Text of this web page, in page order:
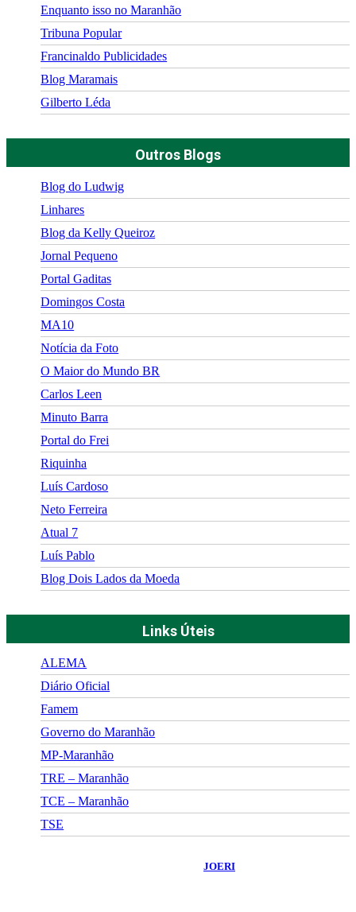
Enquanto isso no Maranhão
Tribuna Popular
Francinaldo Publicidades
Blog Maramais
Gilberto Léda
Outros Blogs
Blog do Ludwig
Linhares
Blog da Kelly Queiroz
Jornal Pequeno
Portal Gaditas
Domingos Costa
MA10
Notícia da Foto
O Maior do Mundo BR
Carlos Leen
Minuto Barra
Portal do Frei
Riquinha
Luís Cardoso
Neto Ferreira
Atual 7
Luís Pablo
Blog Dois Lados da Moeda
Links Úteis
ALEMA
Diário Oficial
Famem
Governo do Maranhão
MP-Maranhão
TRE – Maranhão
TCE – Maranhão
TSE
JOERI